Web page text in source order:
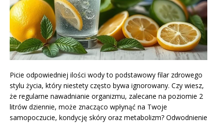
Picie odpowiedniej ilości wody to podstawowy filar zdrowego
stylu życia, który niestety często bywa ignorowany. Czy wiesz,
że regularne nawadnianie organizmu, zalecane na poziomie 2
litrów dziennie, może znacząco wpłynąć na Twoje
samopoczucie, kondycję skóry oraz metabolizm? Odwodnienie